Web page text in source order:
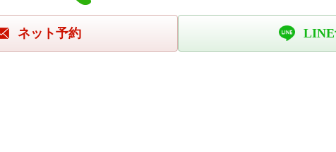
ネット予約 LINE